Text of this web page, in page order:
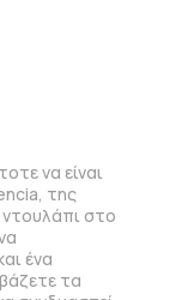
να είναι
της
στο
ένα
τα